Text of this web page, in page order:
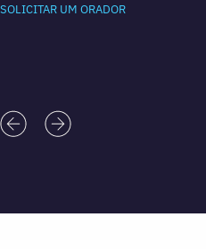
SOLICITAR UM ORADOR